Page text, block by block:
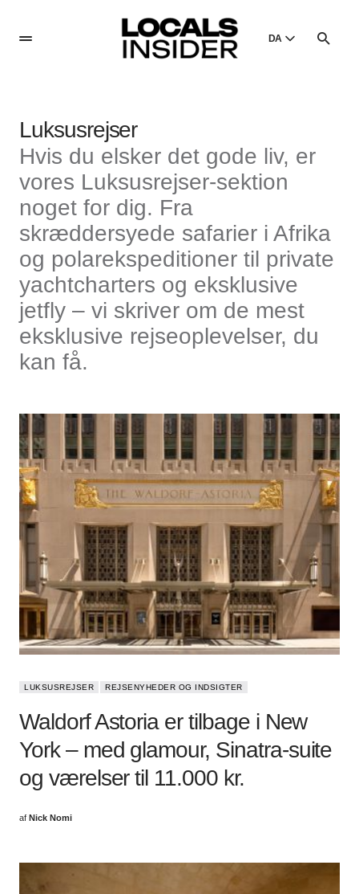
DA
Danish
Polski
Poland
Русский
Russian
Luksusrejser
Hvis du elsker det gode liv, er
vores Luksusrejser-sektion
noget for dig. Fra
skræddersyede safarier i Afrika
og polarekspeditioner til private
yachtcharters og eksklusive
jetfly – vi skriver om de mest
eksklusive rejseoplevelser, du
kan få.
LUKSUSREJSER REJSENYHEDER OG INDSIGTER
Waldorf Astoria er tilbage i New
York – med glamour, Sinatra-suite
og værelser til 11.000 kr.
af Nick Nomi